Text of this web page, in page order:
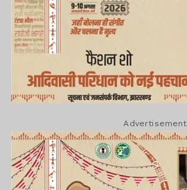
Advertisement